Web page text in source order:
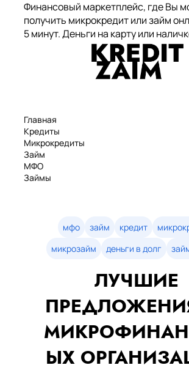
Финансовый маркетплейс, где Вы
получить микрокредит или займ
5 минут. Деньги на карту или
Главная
Кредиты
Микрокредиты
Займ
МФО
Займы
Займы онлайн
Денежные кредиты
мфо займ кредит
микрозайм
деньги в долг
ЛУЧШИЕ
ЫХ